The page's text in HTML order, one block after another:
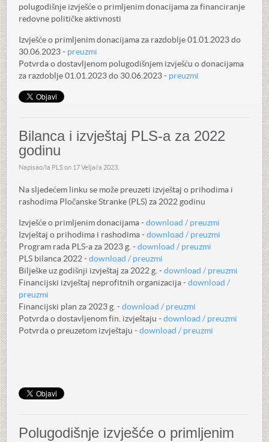
polugodišnje izvješće o primljenim donacijama za financiranje
redovne političke aktivnosti
Izvješće o primljenim donacijama za razdoblje 01.01.2023 do
30.06.2023 - preuzmi
Potvrda o dostavljenom polugodišnjem izvješću o donacijama
za razdoblje 01.01.2023 do 30.06.2023 - preuzmi
Bilanca i izvještaj PLS-a za 2022
godinu
Napisao/la PLS on 17 Veljača 2023
Na sljedećem linku se može preuzeti izvještaj o prihodima i
rashodima Pločanske Stranke (PLS) za 2022 godinu
Izvješće o primljenim donacijama -download / preuzmi
Izvještaj o prihodima i rashodima -download / preuzmi
Program rada PLS-a za 2023 g. -download / preuzmi
PLS bilanca 2022 -download / preuzmi
Bilješke uz godišnji izvještaj za 2022 g. -download / preuzmi
Financijski izvještaj neprofitnih organizacija -download /
preuzmi
Financijski plan za 2023 g. -download / preuzmi
Potvrda o dostavljenom fin. izvještaju -download / preuzmi
Potvrda o preuzetom izvještaju -download / preuzmi
Polugodišnje izvješće o primljenim